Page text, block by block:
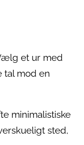
et ur med
tal mod en
minimalistiske
sted,